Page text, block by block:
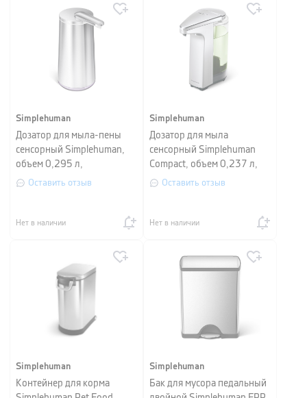
Simplehuman
Дозатор для мыла-пены
сенсорный Simplehuman,
объем 0,295 л,
серебристый матовый
Оставить отзыв
Нет в наличии
Simplehuman
Дозатор для мыла
сенсорный Simplehuman
Compact, объем 0,237 л,
серебристый
Оставить отзыв
Нет в наличии
Simplehuman
Контейнер для корма
Simplehuman
Бак для мусора педальный